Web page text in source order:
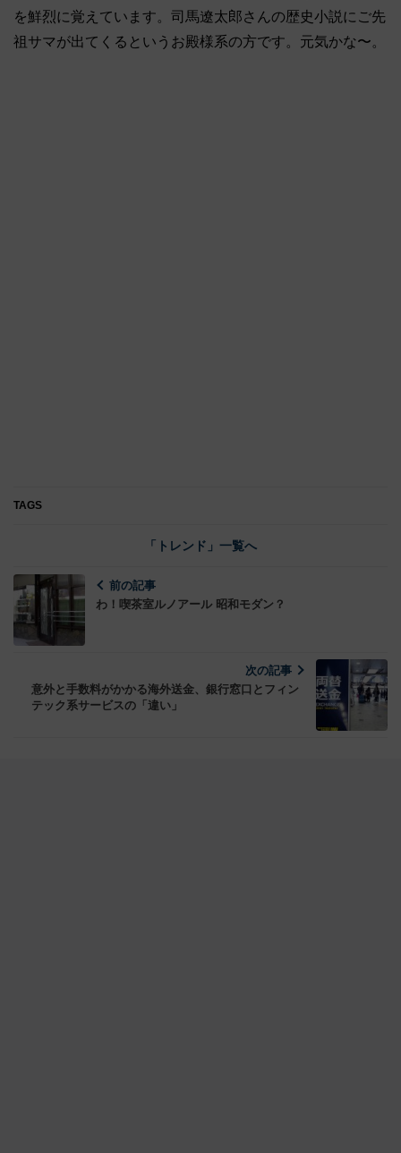
を鮮烈に覚えています。司馬遼太郎さんの歴史小説にご先
祖サマが出てくるというお殿様系の方です。元気かな〜。
TAGS
「トレンド」一覧へ
前の記事
わ！喫茶室ルノアール 昭和モダン？
次の記事
意外と手数料がかかる海外送金、銀行窓口とフィン
テック系サービスの「違い」